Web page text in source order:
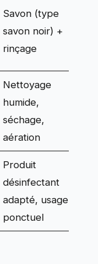
Savon (type
savon noir) +
rinçage
Nettoyage
humide,
séchage,
aération
Produit
désinfectant
adapté, usage
ponctuel